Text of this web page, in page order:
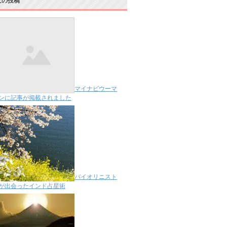
マイナビウーマ
に記事が掲載されました
バイオリニスト
出会ったインド占星術